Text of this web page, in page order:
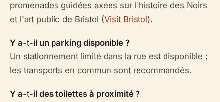
promenades guidées axées sur l'histoire des Noirs
et l'art public de Bristol (Visit Bristol).
Y a-t-il un parking disponible ?
Un stationnement limité dans la rue est disponible ;
les transports en commun sont recommandés.
Y a-t-il des toilettes à proximité ?